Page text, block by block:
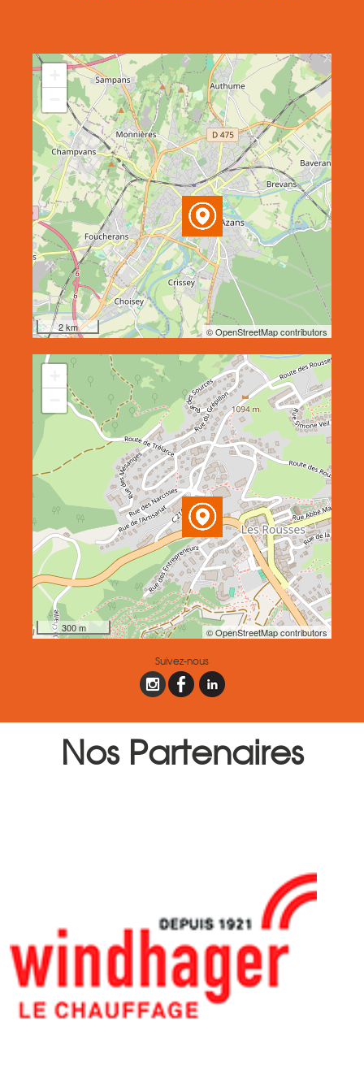
2 km © OpenStreetMap contributors
300 m © OpenStreetMap contributors
Suivez-nous
Nos Partenaires